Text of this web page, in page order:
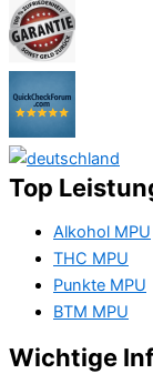
Top
Alkohol MPU
THC MPU
Punkte MPU
BTM MPU
Wichtige